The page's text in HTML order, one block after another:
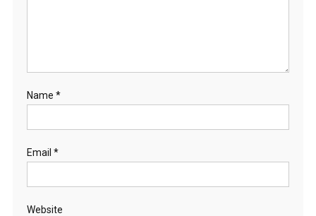
Name *
Email *
Website